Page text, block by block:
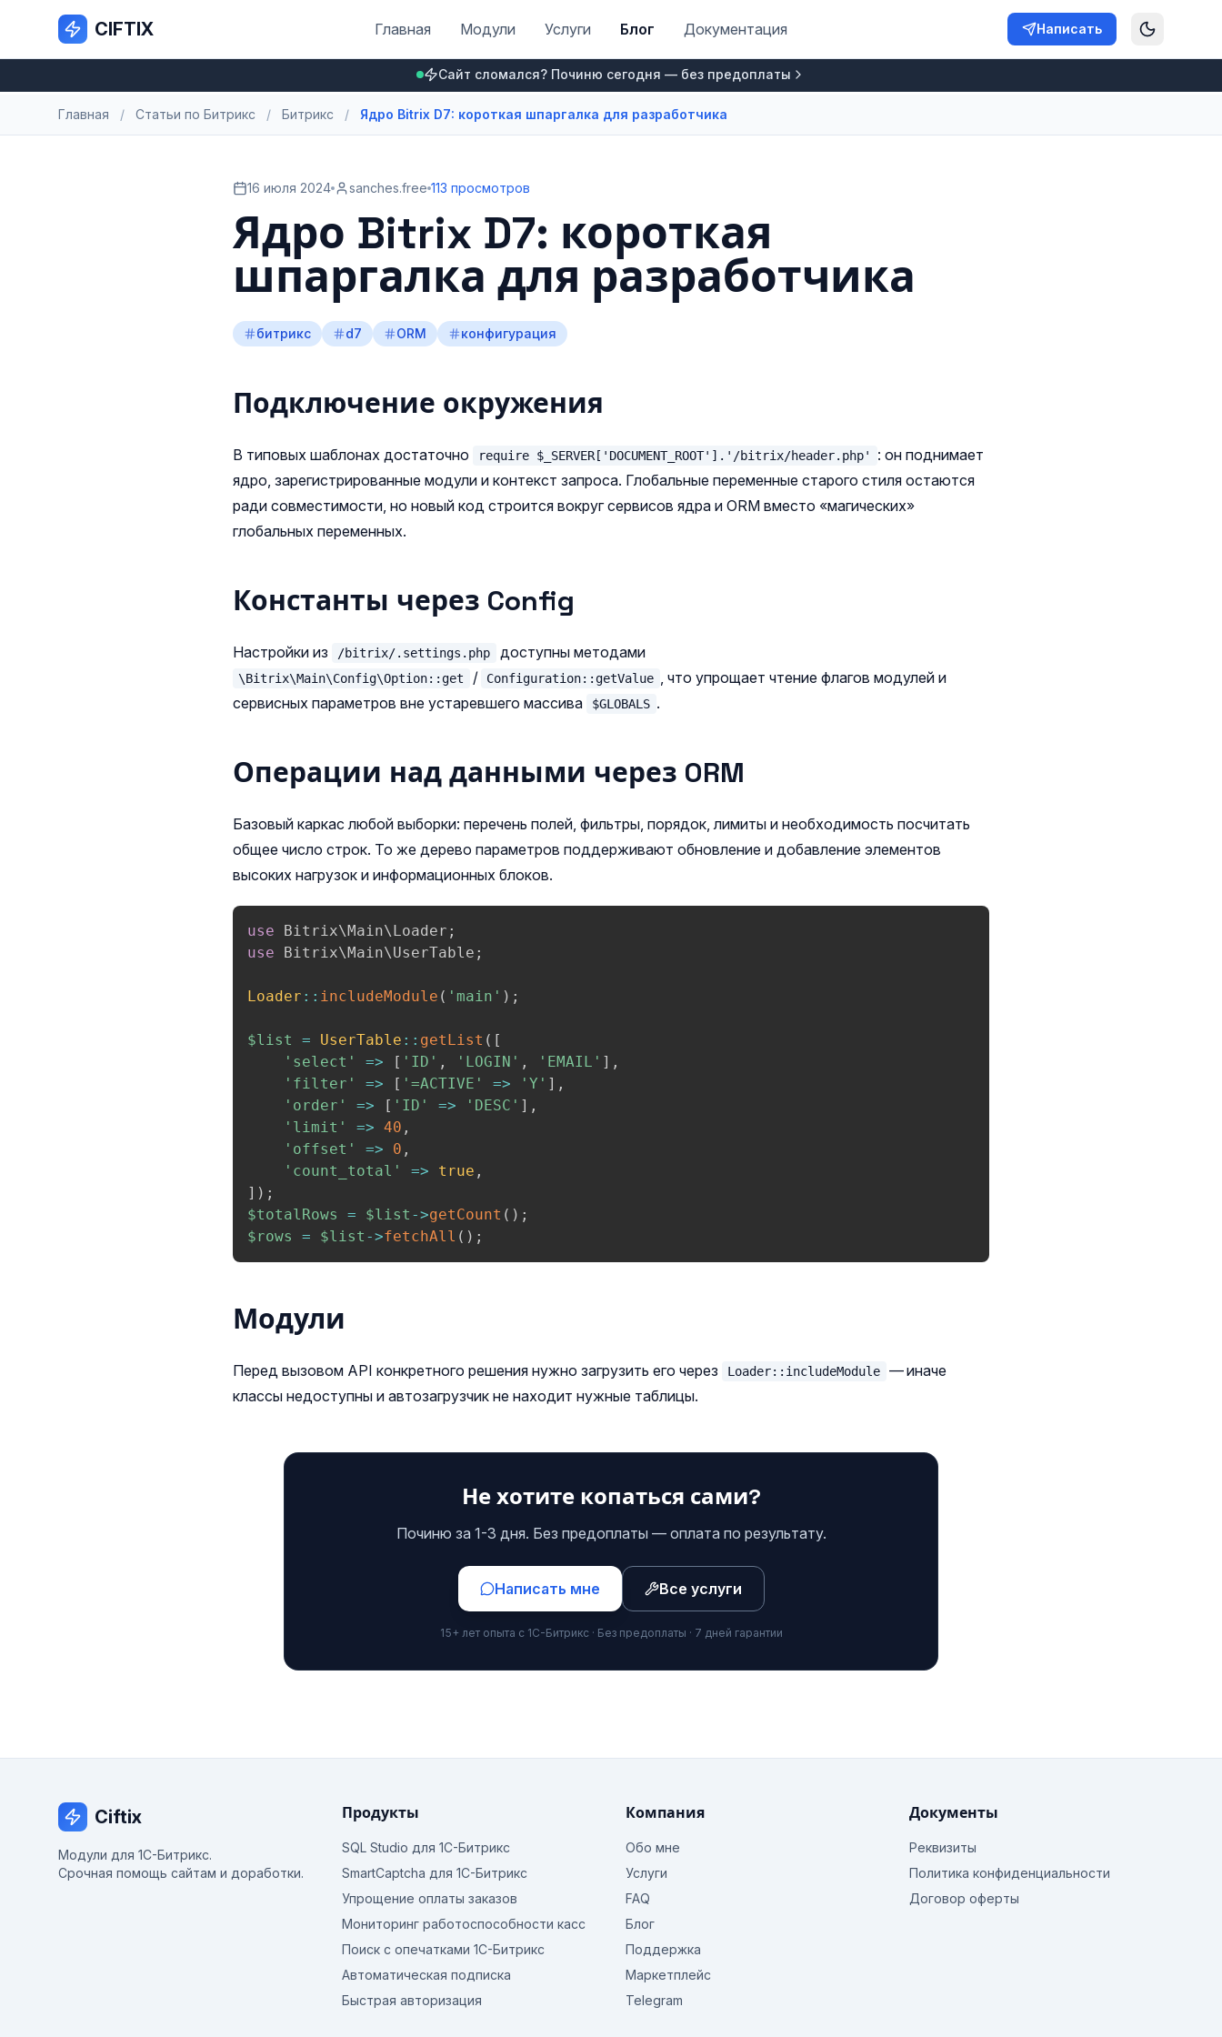
CIFTIX Главная Модули Услуги Блог Документация Написать
Сайт сломался? Починю сегодня — без предоплаты
Главная / Статьи по Битрикс / Битрикс / Ядро Bitrix D7: короткая шпаргалка для разработчика
16 июля 2024 sanches.free 113 просмотров
Ядро Bitrix D7: короткая
шпаргалка для разработчика
битрикс d7 ORM конфигурация
Подключение окружения
В типовых шаблонах достаточно require $_SERVER['DOCUMENT_ROOT'].'/bitrix/header.php'
: он поднимает
ядро, зарегистрированные модули и контекст запроса. Глобальные переменные старого стиля остаются
ради совместимости, но новый код строится вокруг сервисов ядра и ORM вместо «магических»
глобальных переменных.
Константы через Config
Настройки из /bitrix/.settings.php доступны методами
\Bitrix\Main\Config\Option::get / Configuration::getValue , что упрощает чтение флагов модулей и
сервисных параметров вне устаревшего массива
$GLOBALS .
Операции над данными через ORM
Базовый каркас любой выборки: перечень полей, фильтры, порядок, лимиты и необходимость посчитать
общее число строк. То же дерево параметров поддерживают обновление и добавление элементов
высоких нагрузок и информационных блоков.
use Bitrix\Main\Loader ;
use
Bitrix\Main\UserTable ;
Loader :: includeModule ( 'main' ) ;
$list = UserTable :: getList ( [
'select'
=> [ 'ID' , 'LOGIN' , 'EMAIL' ] ,
'filter'
=> [ '=ACTIVE' => 'Y' ] ,
'order'
=> [ 'ID' => 'DESC' ] ,
'limit'
=> 40 ,
'offset'
=> 0 ,
'count_total'
=> true ,
] ) ;
$totalRows
= $list ->getCount ( ) ;
$rows
= $list ->fetchAll ( ) ;
Модули
Перед вызовом API конкретного решения нужно загрузить его через Loader::includeModule
— иначе
классы недоступны и автозагрузчик не находит нужные таблицы.
Не хотите копаться сами?
Починю за 1-3 дня. Без предоплаты — оплата по результату.
Написать мне Все услуги
15+ лет опыта с 1С-Битрикс · Без предоплаты · 7 дней гарантии
Ciftix
Модули для 1С-Битрикс.
Срочная помощь сайтам и доработки.
Продукты
SQL Studio для 1С-Битрикс
SmartCaptcha для 1С-Битрикс
Упрощение оплаты заказов
Мониторинг работоспособности касс
Поиск с опечатками 1С-Битрикс
Автоматическая подписка
Быстрая авторизация
Компания
Обо мне
Услуги
FAQ
Блог
Поддержка
Маркетплейс
Telegram
Документы
Реквизиты
Политика конфиденциальности
Договор оферты